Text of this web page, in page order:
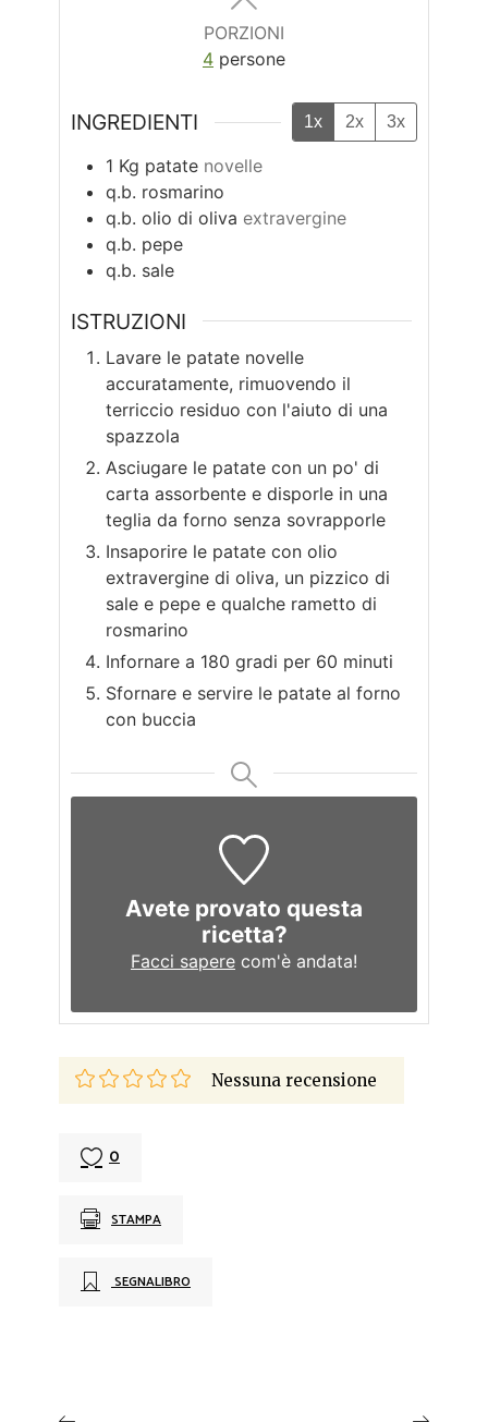
PORZIONI
4 persone
INGREDIENTI 1x 2x 3x
1 Kg patate novelle
q.b. rosmarino
q.b. olio di oliva extravergine
q.b. pepe
q.b. sale
ISTRUZIONI
Lavare le patate novelle
accuratamente, rimuovendo il
terriccio residuo con l'aiuto di una
spazzola
Asciugare le patate con un po' di
carta assorbente e disporle in una
teglia da forno senza sovrapporle
Insaporire le patate con olio
extravergine di oliva, un pizzico di
sale e pepe e qualche rametto di
rosmarino
Infornare a 180 gradi per 60 minuti
Sfornare e servire le patate al forno
con buccia
Avete provato questa
ricetta?
Facci sapere com'è andata!
Nessuna recensione
0
STAMPA
SEGNALIBRO